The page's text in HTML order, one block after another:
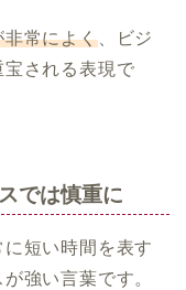
非常によく、ビジ
される表現で
では慎重に
に短い時間を表す
強い言葉です。